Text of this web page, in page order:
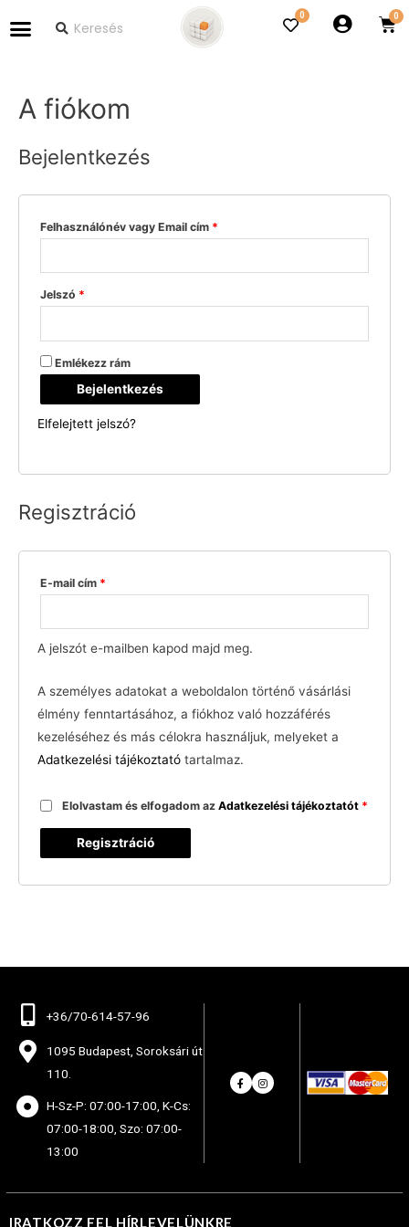
0
A fiókom
Bejelentkezés
Felhasználónév vagy Email cím *
Jelszó *
Emlékezz rám
Bejelentkezés
Elfelejtett jelszó?
Regisztráció
E-mail cím *
A jelszót e-mailben kapod majd meg.
A személyes adatokat a weboldalon történő vásárlási
élmény fenntartásához, a fiókhoz való hozzáférés
kezeléséhez és más célokra használjuk, melyeket a
Adatkezelési tájékoztató tartalmaz.
Elolvastam és elfogadom az Adatkezelési tájékoztatót *
Regisztráció
+36/70-614-57-96
1095 Budapest, Soroksári út
110.
H-Sz-P: 07:00-17:00, K-Cs:
07:00-18:00, Szo: 07:00-
13:00
IRATKOZZ FEL HÍRLEVELÜNKRE